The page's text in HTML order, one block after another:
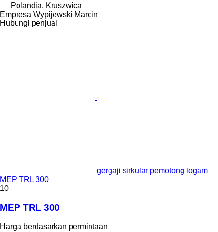
Polandia, Kruszwica
Empresa Wypijewski Marcin
Hubungi penjual
gergaji sirkular pemotong logam
MEP TRL 300
10
MEP TRL 300
Harga berdasarkan permintaan